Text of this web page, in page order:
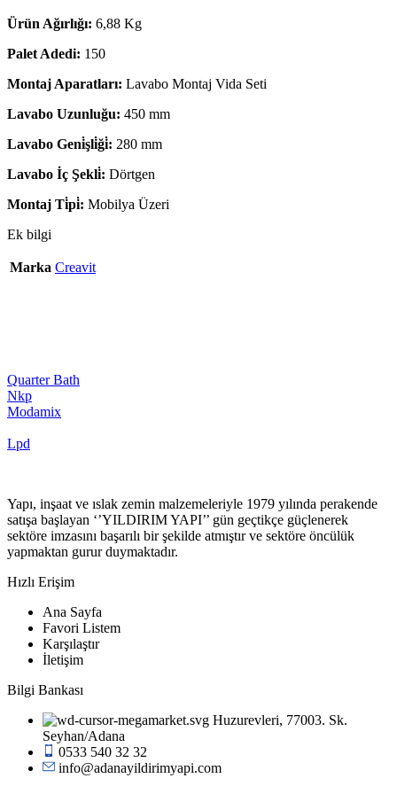
Ürün Ağırlığı: 6,88 Kg
Palet Adedi: 150
Montaj Aparatları: Lavabo Montaj Vida Seti
Lavabo Uzunluğu: 450 mm
Lavabo Geni̇şli̇ği̇: 280 mm
Lavabo İç Şekli̇: Dörtgen
Montaj Ti̇pi̇: Mobilya Üzeri
Ek bilgi
Marka Creavit
Quarter Bath
Nkp
Modamix
Lpd
Yapı, inşaat ve ıslak zemin malzemeleriyle 1979 yılında perakende
satışa başlayan ‘’YILDIRIM YAPI’’ gün geçtikçe güçlenerek
sektöre imzasını başarılı bir şekilde atmıştır ve sektöre öncülük
yapmaktan gurur duymaktadır.
Hızlı Erişim
Ana Sayfa
Favori Listem
Karşılaştır
İletişim
Bilgi Bankası
Huzurevleri, 77003. Sk.
Seyhan/Adana
0533 540 32 32
info@adanayildirimyapi.com